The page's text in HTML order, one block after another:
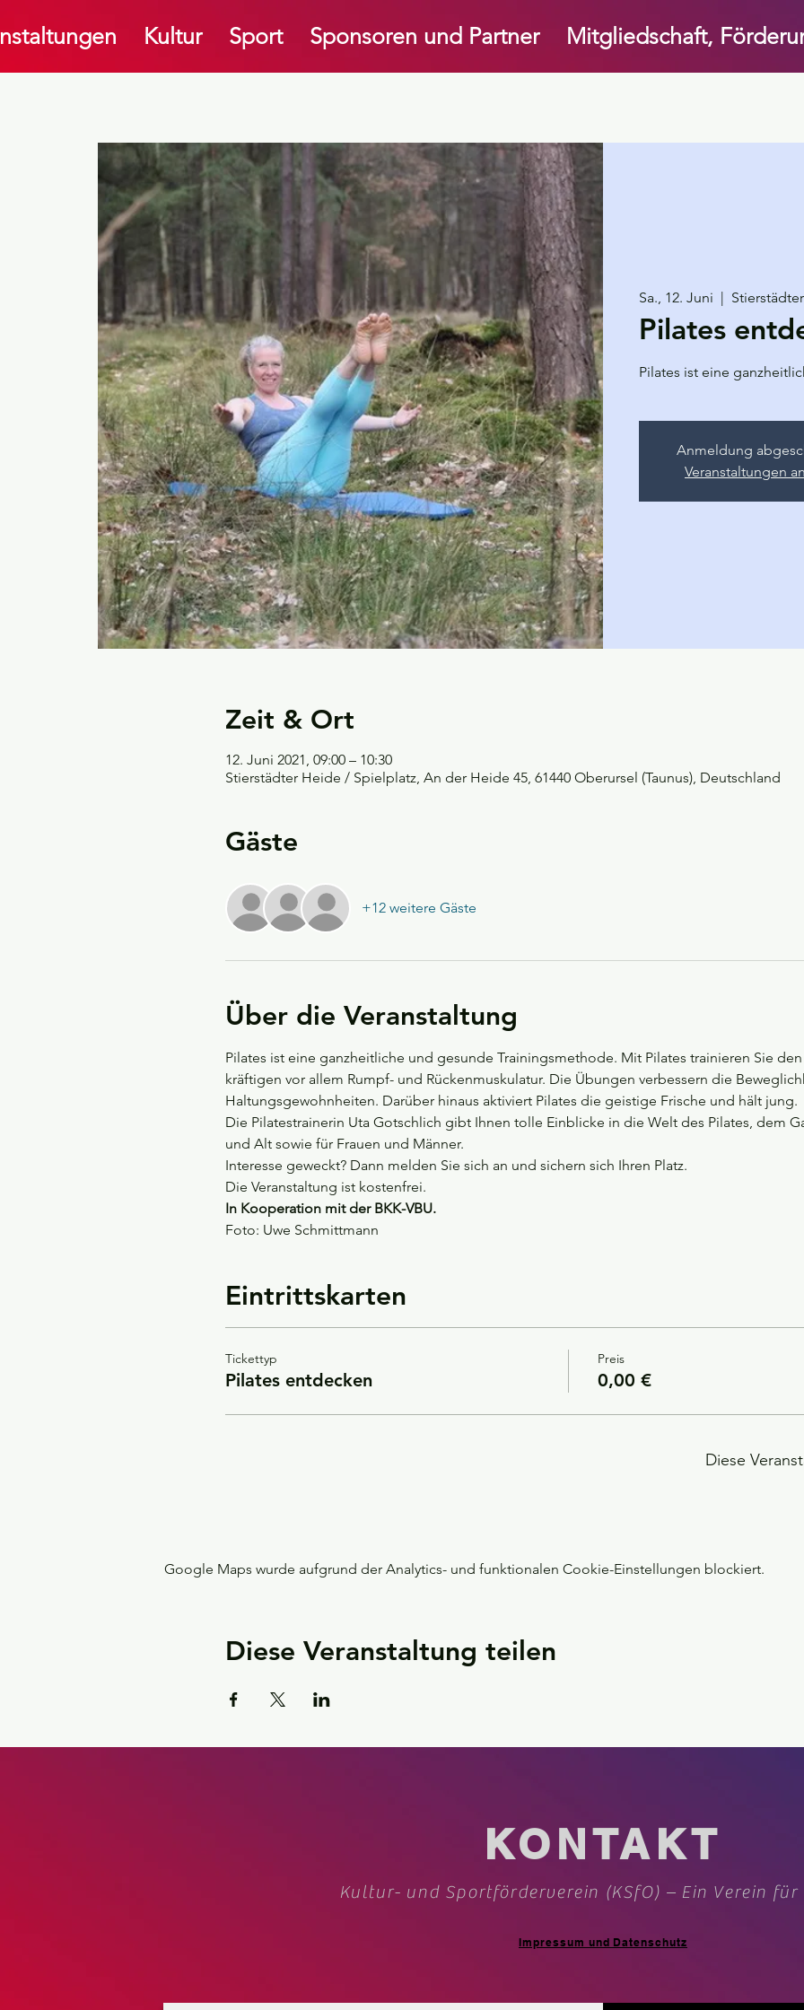
Kultur Sport Sponsoren und Partner Mitgliedschaft,
Sa., 12. Juni
Pilates
Pilates ist eine
Anmeldung
Veranstaltungen
Zeit & Ort
12. Juni 2021, 09:00 – 10:30
Stierstädter Heide / Spielplatz, An der Heide 45, 61440 Oberursel (Taunus), Deutschland
Gäste
+12 weitere Gäste
Über die Veranstaltung
Pilates ist eine ganzheitliche und gesunde Trainingsmethode. Mit Pilates trainieren Sie
kräftigen vor allem Rumpf- und Rückenmuskulatur. Die Übungen verbessern die
Haltungsgewohnheiten. Darüber hinaus aktiviert Pilates die geistige Frische und hält jung.
Die Pilatestrainerin Uta Gotschlich gibt Ihnen tolle Einblicke in die Welt des Pilates, dem
und Alt sowie für Frauen und Männer.
Interesse geweckt? Dann melden Sie sich an und sichern sich Ihren Platz.
Die Veranstaltung ist kostenfrei.
In Kooperation mit der BKK-VBU.
Foto: Uwe Schmittmann
Eintrittskarten
Tickettyp
Pilates entdecken
Preis
0,00 €
Diese
Google Maps wurde aufgrund der Analytics- und funktionalen Cookie-Einstellungen blockiert.
Diese Veranstaltung teilen
KONTAKT
Kultur- und Sportförderverein (KSfO) – Ein Verein für
Impressum und Datenschutz